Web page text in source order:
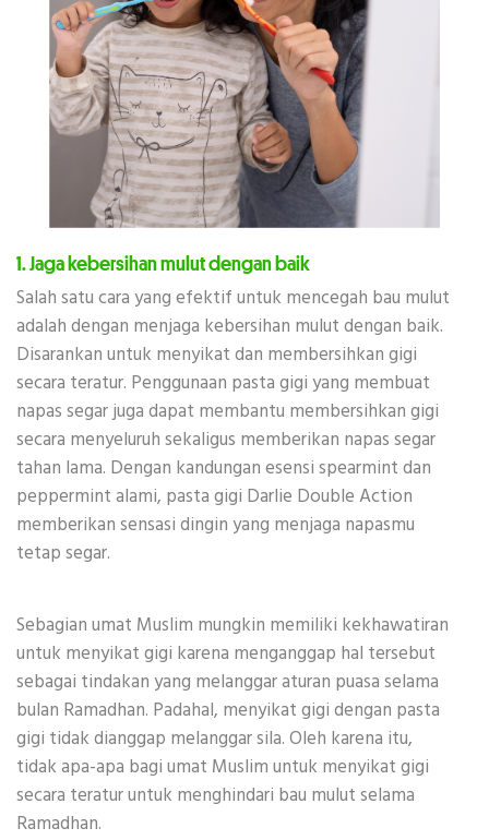
1. Jaga kebersihan mulut dengan baik
Salah satu cara yang efektif untuk mencegah bau mulut
adalah dengan menjaga kebersihan mulut dengan baik.
Disarankan untuk menyikat dan membersihkan gigi
secara teratur. Penggunaan pasta gigi yang membuat
napas segar juga dapat membantu membersihkan gigi
secara menyeluruh sekaligus memberikan napas segar
tahan lama. Dengan kandungan esensi spearmint dan
peppermint alami, pasta gigi Darlie Double Action
memberikan sensasi dingin yang menjaga napasmu
tetap segar.
Sebagian umat Muslim mungkin memiliki kekhawatiran
untuk menyikat gigi karena menganggap hal tersebut
sebagai tindakan yang melanggar aturan puasa selama
bulan Ramadhan. Padahal, menyikat gigi dengan pasta
gigi tidak dianggap melanggar sila. Oleh karena itu,
tidak apa-apa bagi umat Muslim untuk menyikat gigi
secara teratur untuk menghindari bau mulut selama
Ramadhan.